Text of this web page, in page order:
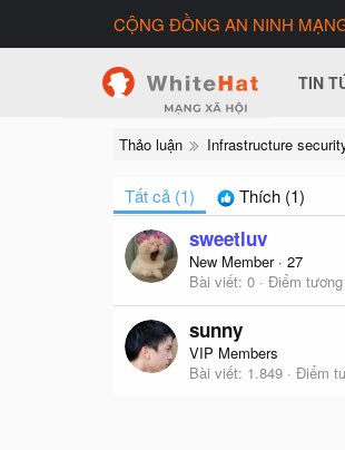
CỘNG ĐỒNG AN NINH
TIN
Thảo luận Infrastructure
Tất cả (1) Thích (1)
sweetluv
New Member · 27
Bài viết 0 Điểm
sunny
VIP Members
Bài viết 1.849 Điểm